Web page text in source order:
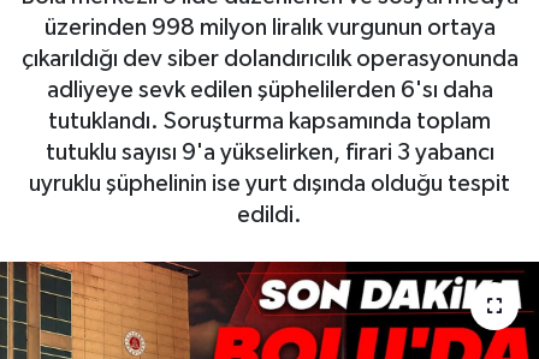
üzerinden 998 milyon liralık vurgunun ortaya
çıkarıldığı dev siber dolandırıcılık operasyonunda
adliyeye sevk edilen şüphelilerden 6'sı daha
tutuklandı. Soruşturma kapsamında toplam
tutuklu sayısı 9'a yükselirken, firari 3 yabancı
uyruklu şüphelinin ise yurt dışında olduğu tespit
edildi.